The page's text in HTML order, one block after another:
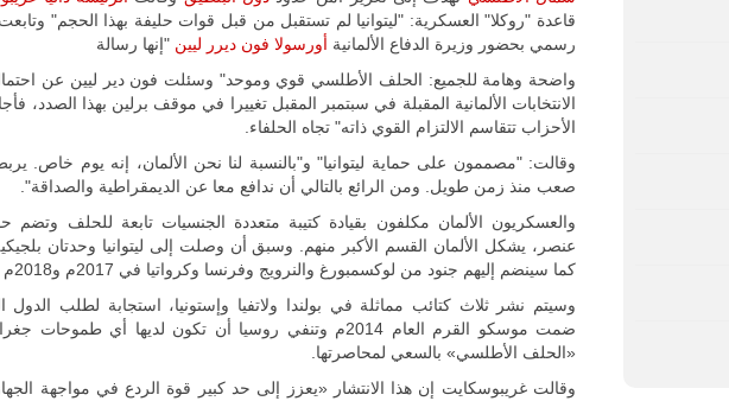
المسافات بين
المؤسستين
العسكريتين في
وغربها، وسط
حضور دولي
مباشرة مع
أطراف ليبية
للمزيد
قاعدة "روكلا" العسكرية: "ليتوانيا لم تستقبل من قبل قوات حليفة بهذا الحجم"
رسمي بحضور وزيرة الدفاع الألمانية أورسولا فون ديرر ليين "إنها رسالة
واضحة وهامة للجميع: الحلف الأطلسي قوي وموحد" وسئلت فون دير ليين عن
الانتخابات الألمانية المقبلة في سبتمبر المقبل تغييرا في موقف برلين بهذا الصدد،
الأحزاب تتقاسم الالتزام القوي ذاته" تجاه الحلفاء.
وقالت: "مصممون على حماية ليتوانيا" و"بالنسبة لنا نحن الألمان، إنه يوم خاص. يربط
صعب منذ زمن طويل. ومن الرائع بالتالي أن ندافع معا عن الديمقراطية والصداقة".
عنصر، يشكل الألمان القسم الأكبر منهم. وسبق أن وصلت إلى ليتوانيا وحدتان
كما سينضم إليهم جنود من لوكسمبورغ والنرويج وفرنسا وكرواتيا في 2017م و2018م
وسيتم نشر ثلاث كتائب مماثلة في بولندا ولاتفيا وإستونيا، استجابة لطلب الدول
ضمت موسكو القرم العام 2014م وتنفي روسيا أن تكون لديها أي طموحات
«الحلف الأطلسي» بالسعي لمحاصرتها.
وقالت غريبوسكايت إن هذا الانتشار «يعزز إلى حد كبير قوة الردع في مواجهة